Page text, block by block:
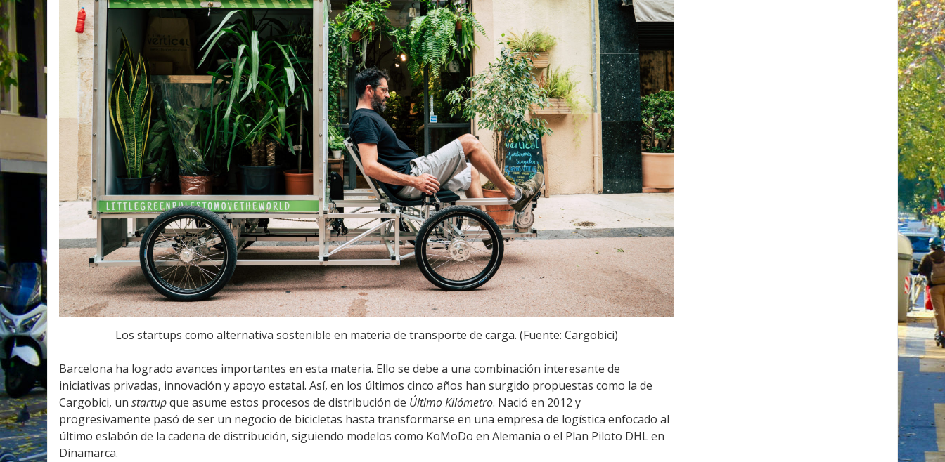
Los startups como alternativa sostenible en materia de transporte de carga. (Fuente: Cargobici)
Barcelona ha logrado avances importantes en esta materia. Ello se debe a una combinación interesante de
iniciativas privadas, innovación y apoyo estatal. Así, en los últimos cinco años han surgido propuestas como la de
Cargobici, unstartupque asume estos procesos de distribución de Último Kilómetro. Nació en 2012 y
progresivamente pasó de ser un negocio de bicicletas hasta transformarse en una empresa de logística enfocado al
último eslabón de la cadena de distribución, siguiendo modelos como KoMoDo en Alemania o el Plan Piloto DHL en
Dinamarca.